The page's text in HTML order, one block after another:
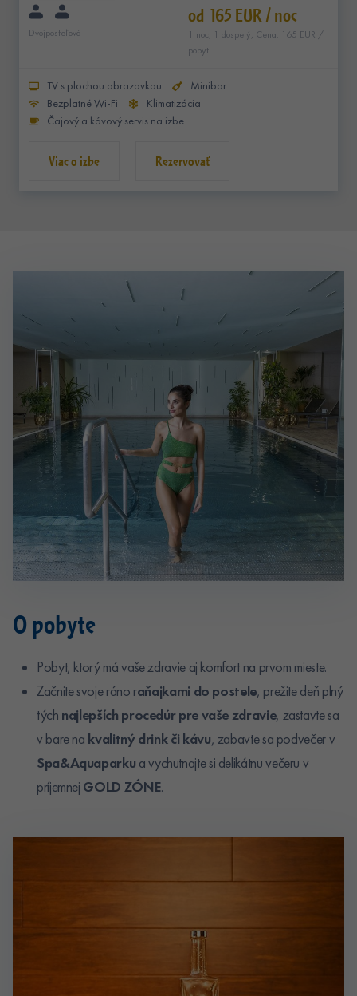
Dvojposteľová
od 165 EUR / noc
1 noc, 1 dospelý, Cena: 165 EUR /
pobyt
TV s plochou obrazovkou
Minibar
Bezplatné Wi-Fi
Klimatizácia
Čajový a kávový servis na izbe
Rezervovať
O pobyte
Pobyt, ktorý má vaše zdravie aj komfort na prvom mieste.
Začnite svoje ráno raňajkami do postele, prežite deň plný
tých najlepších procedúr pre vaše zdravie, zastavte sa
v bare na kvalitný drink či kávu, zabavte sa podvečer v
Spa&Aquaparku a vychutnajte si delikátnu večeru v
príjemnej GOLD ZÓNE.